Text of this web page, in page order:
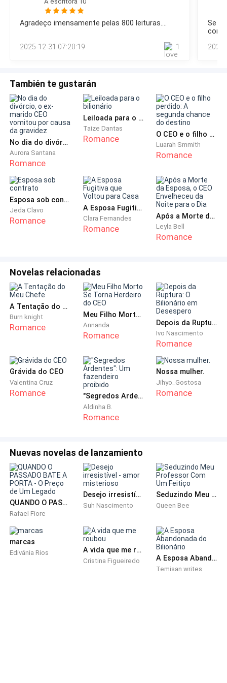
Na manhã seguinte, Constantine acordou com o
primeiro canto do galo.
Mesmo com o coração inquieto desde a chegada da
carta, seus gestos eram os de sempre: ordenhou a
alimentou os gansos que a seguiam num alvoroço
familiar.
O ar da manhã trazia o cheiro agradável da terra
úmida e da relva fresca, aromas que ela aprendera a
amar com o tempo.
Na cozinha, tia Ludovica já estava de pé, firme como
sempre.
Usava o avental florido e cantarolava baixinho, como
se tentasse afastar as nuvens pesadas do dia
anterior. Sobre a mesa, organizava xícaras, frutas e
casa.
— Constantine, o café está pronto, minha flor —
chamou-a com ternura.
Tommaso, que nunca perdia o nascer do sol, não se
levantou.
Permanecia deitado, calado, com os olhos voltados
para o teto. O silêncio dele doía mais que qualquer
Constantine sentiu um aperto no peito. Sabia que o
tio estava sofrendo, talvez até mais que todos. A
fazenda era sua vida. E agora, parecia que ela estava
escorrendo por entre os dedos, como areia fina
demais para segurar.
Mais tarde, como já era esperado, a fazenda ganhou
um movimento incomum.
que Ludovica e Tommaso pudessem utilizá-la.Assim que
chegaram ao local, Ludovica, Tommaso, Constantine e o
doutor Antônio permaneceram alguns segundos
completamente imóveis.Nenhum deles esperava encontrar
algo daquela dimensão.Era uma cozinha ampla.
Perfeitamente organizada.As bancadas de inox re
Agradeço imensamente pelas 800 leituras....
2025-12-31 07:20:19 1
Se
También te gustarán
No dia do divórcio, o ex-marido CEO vomitou por causa da gravidez
Aurora Santana
Romance
Leiloada para o bilionário
Taize Dantas
Romance O CEO e o filho perdido: A segunda chance do destino
Luarah Smmith
Romance
Esposa sob contrato
Jeda Clavo
Romance
A Esposa Fugitiva que Voltou para Casa
Clara Fernandes
Romance
Após a Morte da Esposa, o CEO Envelheceu da Noite para o Dia
Leyla Bell
Romance
Novelas relacionadas
A Tentação do Meu Chefe
Burn knight
Romance
Meu Filho Morto Se Torna Herdeiro do CEO
Annanda
Romance
Depois da Ruptura: O Bilionário em Desespero
Ivo Nascimento
Romance
Grávida do CEO
Valentina Cruz
Romance "Segredos Ardentes": Um fazendeiro proibido
Aldinha B.
Romance
Nossa mulher.
Jihyo_Gostosa
Romance
Nuevas novelas de lanzamiento
QUANDO O PASSADO BATE A PORTA - O Preço de Um Legado
Rafael Fiore
Desejo irresistível - amor misterioso
Suh Nascimento
Seduzindo Meu Professor Com Um Feitiço
Queen Bee
marcas
Edivânia Rios A vida que me roubou
Cristina Figueiredo A Esposa Abandonada do Bilionário
Temisan writes